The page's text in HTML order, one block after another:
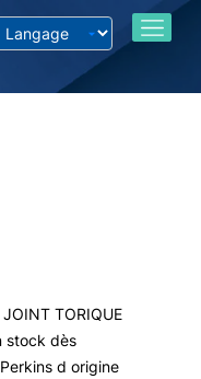
TORIQUE
stock dès
d origine